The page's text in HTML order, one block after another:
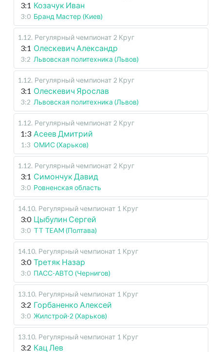
3:1 Козачук Иван
3:0 Бранд Мастер (Киев)
1.12. Регулярный чемпионат 2 Круг
3:1 Олескевич Александр
3:2 Львовская политехника (Львов)
1.12. Регулярный чемпионат 2 Круг
3:1 Олескевич Ярослав
3:2 Львовская политехника (Львов)
1.12. Регулярный чемпионат 2 Круг
1:3 Асеев Дмитрий
1:3 ОМИС (Харьков)
1.12. Регулярный чемпионат 2 Круг
3:1 Симончук Давид
3:0 Ровненская область
14.10. Регулярный чемпионат 1 Круг
3:0 Цыбулин Сергей
3:0 TT TEAM (Полтава)
14.10. Регулярный чемпионат 1 Круг
3:0 Третяк Назар
3:0 ПАСС-АВТО (Чернигов)
13.10. Регулярный чемпионат 1 Круг
3:2 Горбаненко Алексей
3:0 Жилстрой-2 (Харьков)
13.10. Регулярный чемпионат 1 Круг
3:2 Кац Лев